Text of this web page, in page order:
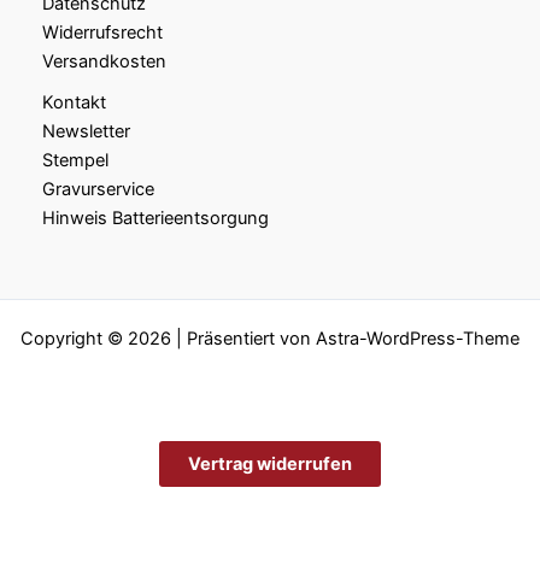
Widerrufsrecht
Versandkosten
Kontakt
Newsletter
Stempel
Gravurservice
Hinweis Batterieentsorgung
Copyright © 2026 | Präsentiert von Astra-WordPress-Theme
Vertrag widerrufen